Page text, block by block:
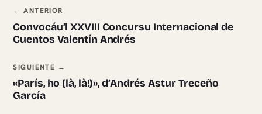
Navegación ente pieces
← ANTERIOR
Convocáu’l XXVIII Concursu Internacional de
Cuentos Valentín Andrés
SIGUIENTE →
«París, ho (là, là!)», d’Andrés Astur Treceño
García